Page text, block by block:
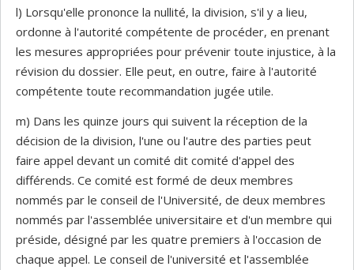
l) Lorsqu'elle prononce la nullité, la division, s'il y a lieu,
ordonne à l'autorité compétente de procéder, en prenant
les mesures appropriées pour prévenir toute injustice, à la
révision du dossier. Elle peut, en outre, faire à l'autorité
compétente toute recommandation jugée utile.
m) Dans les quinze jours qui suivent la réception de la
décision de la division, l'une ou l'autre des parties peut
faire appel devant un comité dit comité d'appel des
différends. Ce comité est formé de deux membres
nommés par le conseil de l'Université, de deux membres
nommés par l'assemblée universitaire et d'un membre qui
préside, désigné par les quatre premiers à l'occasion de
chaque appel. Le conseil de l'université et l'assemblée